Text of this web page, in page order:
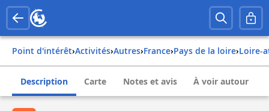
Point d'intérêt› Activités› Autres› france› pays de la loire› loire-
Description Carte Notes et avis À voir autour